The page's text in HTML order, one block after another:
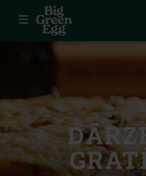
Izvēlne